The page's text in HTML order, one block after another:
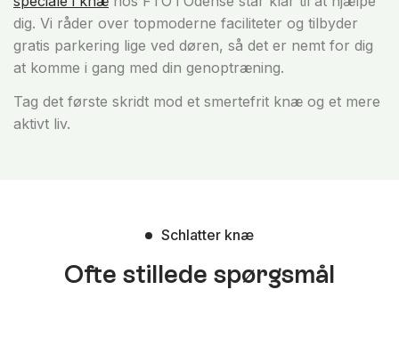
dig. Vi råder over topmoderne faciliteter og tilbyder
gratis parkering lige ved døren, så det er nemt for dig
at komme i gang med din genoptræning.
Tag det første skridt mod et smertefrit knæ og et mere
aktivt liv.
Schlatter knæ
Ofte stillede spørgsmål